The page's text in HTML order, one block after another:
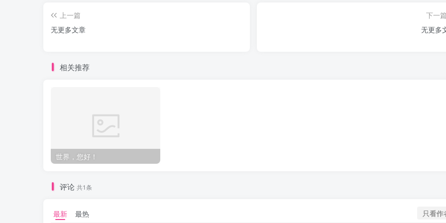
上一篇
无更多文章
下一篇
无更多
相关推荐
世界，您好！
评论 共1条
最新 最热 只看作